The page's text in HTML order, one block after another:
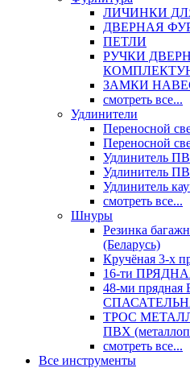
ЛИЧИНКИ
ДВЕРНАЯ
ПЕТЛИ
РУЧКИ
ЗАМКИ
смотреть все...
Удлинители
Переносной
Переносной
Удлинитель
Удлинитель
Удлинитель
смотреть все...
Шнуры
Резинка
(Беларусь)
Кручёная 3-х
16-ти
48-ми
ТРОС
ПВХ
смотреть все...
Все инструменты